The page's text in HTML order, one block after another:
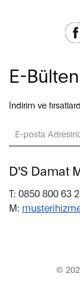
E-Bülten
İndirim ve
D'S Damat
T: 0850 800 63
M:
©